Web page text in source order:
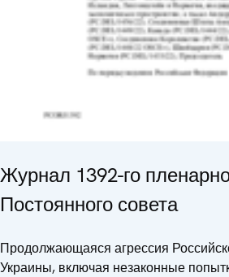
Журнал 1392-го
Постоянного совета
Продолжающаяся агрессия
Украины, включая незаконные